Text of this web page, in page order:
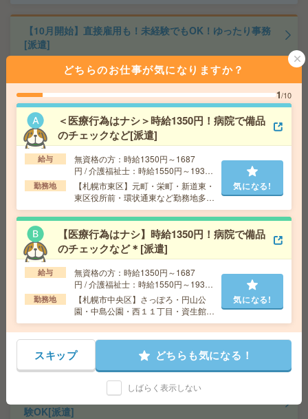
【10月開始】直接雇用も！未経験でもOK！ゆったり事務
[派遣]
時給1400円
交通費 交通費支給
勤務地 北海道 札幌市中央区 「さっぽろ駅」 徒歩 2
分,「札幌駅」 徒歩 5分
気になる!
【50代～60代活躍】経験を活かす落着いた職場*補助金支
援＊事務[派遣]
給 与 時給1300円＋交
交通費 交通費支給有
勤務地 札幌市営南北線 さっぽろ駅 徒歩10分/札幌市
営東西線 西11丁目駅 徒歩11分
気になる!
＼週1～＆時短もOK／図書館、新規書籍の情報を入力す
るだけ！WワークOK[派遣]
時給1800円
交通費 交通費込
札幌駅/さっぽろ駅/大通り駅より徒歩5分、西1
1丁目、すすきの駅より徒歩10分
【完全在宅】データ入力など＊大手グループ会社＊未経
験OK[派遣]
どちらのお仕事が気になりますか？
1/10
＜医療行為はナシ＞時給1350円！病院で備品
のチェックなど[派遣]
給与
無資格の方：時給1350円～1687
円 / 介護福祉士：時給1550円～1937
円 / 初任者以上：時給1450円～1812
円
勤務地
【札幌市東区】元町・栄町・新道東・
東区役所前・環状通東など勤務地多
数！
気になる!
【医療行為はナシ】時給1350円！病院で備品
のチェックなど＊[派遣]
給与
無資格の方：時給1350円～1687
円 / 介護福祉士：時給1550円～1937
円 / 初任者以上：時給1450円～1812
円
勤務地
【札幌市中央区】さっぽろ・円山公
園・中島公園・西１１丁目・資生館小
学校前など勤務地多数！
気になる!
スキップ どちらも気になる！
しばらく表示しない